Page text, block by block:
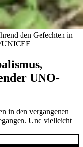
den Gefechten in
UNICEF
UNO-
in den vergangenen
Und vielleicht